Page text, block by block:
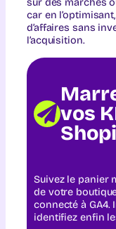
sur des marchés
car en
d’affaires sans
l’acquisition.
vos
Suivez le panier
de votre
connecté à
identifiez enfin